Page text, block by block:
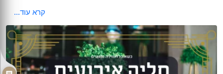
קרא עוד...